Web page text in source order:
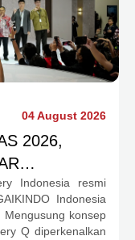
04 August 2026
2026,
SPESIAL
Indonesia resmi
Indonesia
Mengusung konsep
Q diperkenalkan